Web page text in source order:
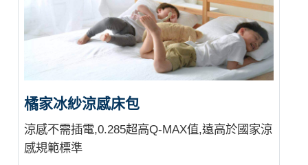
橘家冰紗涼感床包
涼感不需插電,0.285超高Q-MAX值,遠高於國家涼
感規範標準